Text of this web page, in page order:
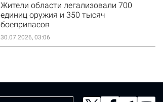
Жители области легализовали 700
единиц оружия и 350 тысяч
боеприпасов
30.07.2026, 03:06